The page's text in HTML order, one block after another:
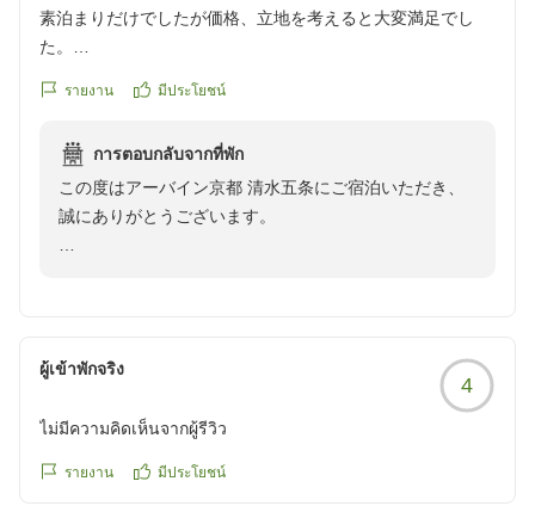
素泊まりだけでしたが価格、立地を考えると大変満足でし
た。
https://review.travel.rakuten.co.jp/hotel/voice/151262?
รายงาน มีประโยชน์
การตอบกลับจากที่พัก
この度はアーバイン京都 清水五条にご宿泊いただき、
誠にありがとうございます。
当館は観光地や駅へのアクセスの良さを多くのお客様に
ご好評いただいております。
今後も快適にお過ごしいただけるよう、サービスの向上
に努めてまいります。
ผู้เข้าพักจริง
4
ไม่มีความคิดเห็นจากผู้รีวิว
รายงาน มีประโยชน์